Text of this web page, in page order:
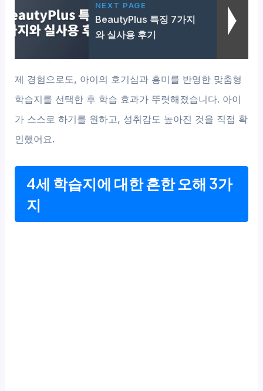
NEXT PAGE
BeautyPlus 특징 7가지
와 실사용 후기
제 경험으로도, 아이의 호기심과 흥미를 반영한 맞춤형
학습지를 선택한 후 학습 효과가 뚜렷해졌습니다. 아이
가 스스로 하기를 원하고, 성취감도 높아진 것을 직접 확
인했어요.
4세 학습지에 대한 흔한 오해 3가
지